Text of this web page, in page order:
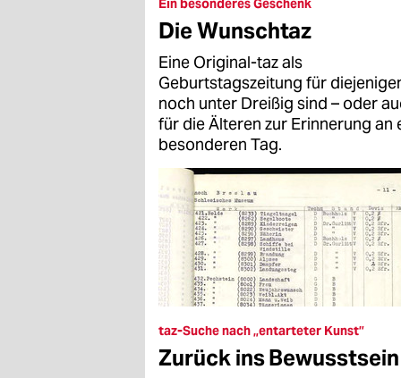
epaper login
Ein besonderes Geschenk
Die Wunschtaz
Eine Original-taz als
Geburtstagszeitung für
noch unter Dreißig sind – oder
für die Älteren zur Erinnerung an
besonderen Tag.
taz-Suche nach „entarteter Kunst”
Zurück ins Bewusstsein